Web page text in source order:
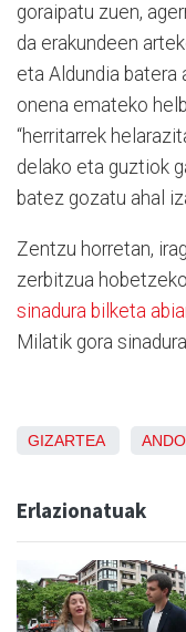
goraipatu zuen,
da erakundeen
eta Aldundia batera
onena emateko
“herritarrek
delako eta guztiok
batez gozatu ahal
Zentzu horretan,
zerbitzua
sinadura bilketa
Milatik gora
GIZARTEA
Erlazionatuak